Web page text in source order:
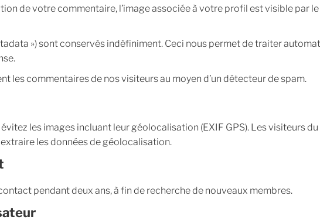
de votre commentaire, l’image associée à votre profil est visible par
») sont conservés indéfiniment. Ceci nous permet de traiter
les commentaires de nos visiteurs au moyen d’un détecteur de spam.
les images incluant leur géolocalisation (EXIF GPS). Les visiteurs
les données de géolocalisation.
pendant deux ans, à fin de recherche de nouveaux membres.